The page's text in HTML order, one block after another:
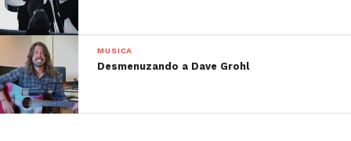
MUSICA
Desmenuzando a Dave Grohl